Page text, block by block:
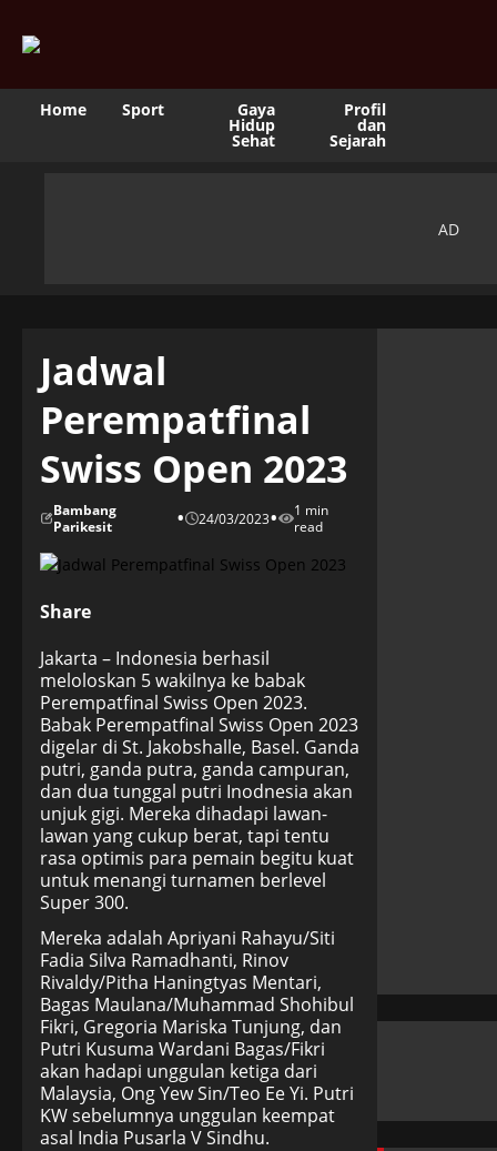
Home Sport Gaya
Hidup
Sehat
Profil
dan
Sejarah
Jadwal
Perempatfinal
Swiss Open 2023
Bambang
Parikesit
• 24/03/2023•
1 min
read
Share
Jakarta – Indonesia berhasil
meloloskan 5 wakilnya ke babak
Perempatfinal Swiss Open 2023.
Babak Perempatfinal Swiss Open 2023
digelar di St. Jakobshalle, Basel. Ganda
putri, ganda putra, ganda campuran,
dan dua tunggal putri Inodnesia akan
unjuk gigi. Mereka dihadapi lawan-
lawan yang cukup berat, tapi tentu
rasa optimis para pemain begitu kuat
untuk menangi turnamen berlevel
Super 300.
Mereka adalah Apriyani Rahayu/Siti
Fadia Silva Ramadhanti, Rinov
Rivaldy/Pitha Haningtyas Mentari,
Bagas Maulana/Muhammad Shohibul
Fikri, Gregoria Mariska Tunjung, dan
Putri Kusuma Wardani Bagas/Fikri
akan hadapi unggulan ketiga dari
Malaysia, Ong Yew Sin/Teo Ee Yi. Putri
KW sebelumnya unggulan keempat
asal India Pusarla V Sindhu.